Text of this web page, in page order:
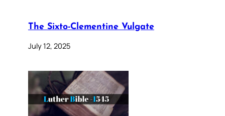
The Sixto-Clementine Vulgate
July 12, 2025